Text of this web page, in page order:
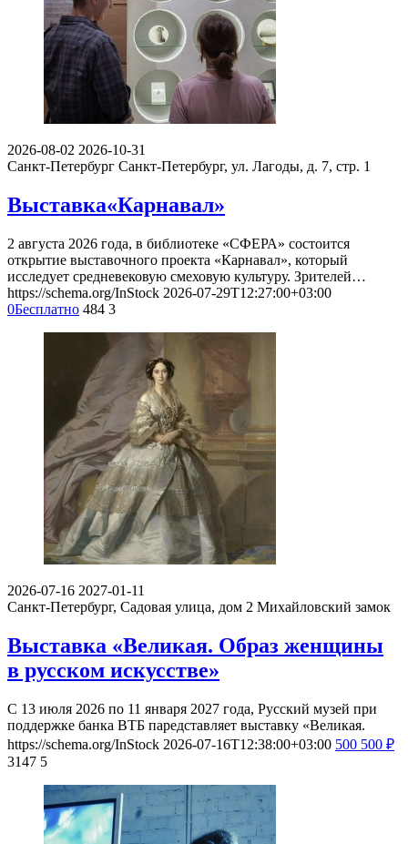
2026-08-02 2026-10-31
Санкт-Петербург Санкт-Петербург, ул. Лагоды, д. 7, стр. 1
Выставка«Карнавал»
2 августа 2026 года, в библиотеке «СФЕРА» состоится
открытие выставочного проекта «Карнавал», который
исследует средневековую смеховую культуру. Зрителей…
https://schema.org/InStock 2026-07-29T12:27:00+03:00
0Бесплатно 484 3
2026-07-16 2027-01-11
Санкт-Петербург, Садовая улица, дом 2 Михайловский замок
Выставка «Великая. Образ женщины
в русском искусстве»
С 13 июля 2026 по 11 января 2027 года, Русский музей при
поддержке банка ВТБ паредставляет выставку «Великая.
https://schema.org/InStock 2026-07-16T12:38:00+03:00 500 500 ₽
3147 5